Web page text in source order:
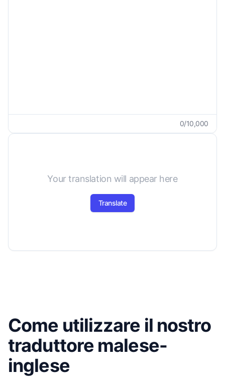
0/10,000
Your translation will appear here
Translate
Come utilizzare il nostro
traduttore malese-
inglese